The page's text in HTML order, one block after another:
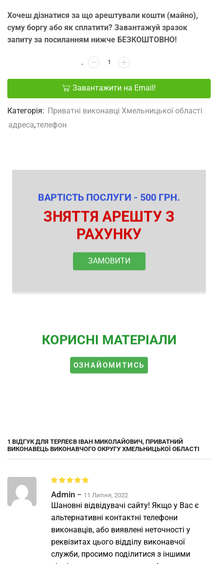
Хочеш дізнатися за що арештували кошти (майно),
суму боргу або як сплатити? Завантажуй зразок
запиту за посиланням нижче БЕЗКОШТОВНО!
Завантажити на Email!
Категорія: Приватні виконавці Хмельницької області
адреса,телефон
ВАРТІСТЬ ПОСЛУГИ - 500 ГРН.
ЗНЯТТЯ АРЕШТУ З
РАХУНКУ
ЗАМОВИТИ
КОРИСНІ МАТЕРІАЛИ
ОЗНАЙОМИТИСЬ
1 ВІДГУК ДЛЯ ТЕРЛЕЄВ ІВАН МИКОЛАЙОВИЧ, ПРИВАТНИЙ
ВИКОНАВЕЦЬ ВИКОНАВЧОГО ОКРУГУ ХМЕЛЬНИЦЬКОЇ ОБЛАСТІ
Admin – 11 Липня, 2022
Шановні відвідувачі сайту! Якщо у Вас є
альтернативні контактні телефони
виконавців, або виявлені неточності у
реквізитах цього відділу виконавчої
служби, просимо поділитися з іншими